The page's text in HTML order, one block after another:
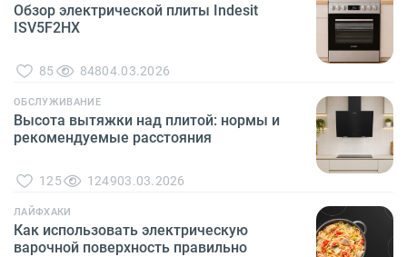
Обзор электрической плиты Indesit
ISV5F2HX
85 84804.03.2026
ОБСЛУЖИВАНИЕ
Высота вытяжки над плитой: нормы и
рекомендуемые расстояния
125 124903.03.2026
ЛАЙФХАКИ
Как использовать электрическую
варочной поверхность правильно